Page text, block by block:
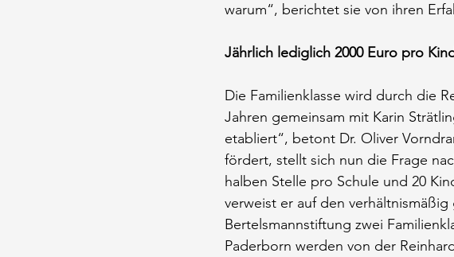
warum“, berichtet sie von ihren
Jährlich lediglich 2000 Euro pro Kind
Die Familienklasse wird durch die
Jahren gemeinsam mit Karin
etabliert“, betont Dr. Oliver
fördert, stellt sich nun die Frage
halben Stelle pro Schule und 20
verweist er auf den
Bertelsmannstiftung zwei
Paderborn werden von der